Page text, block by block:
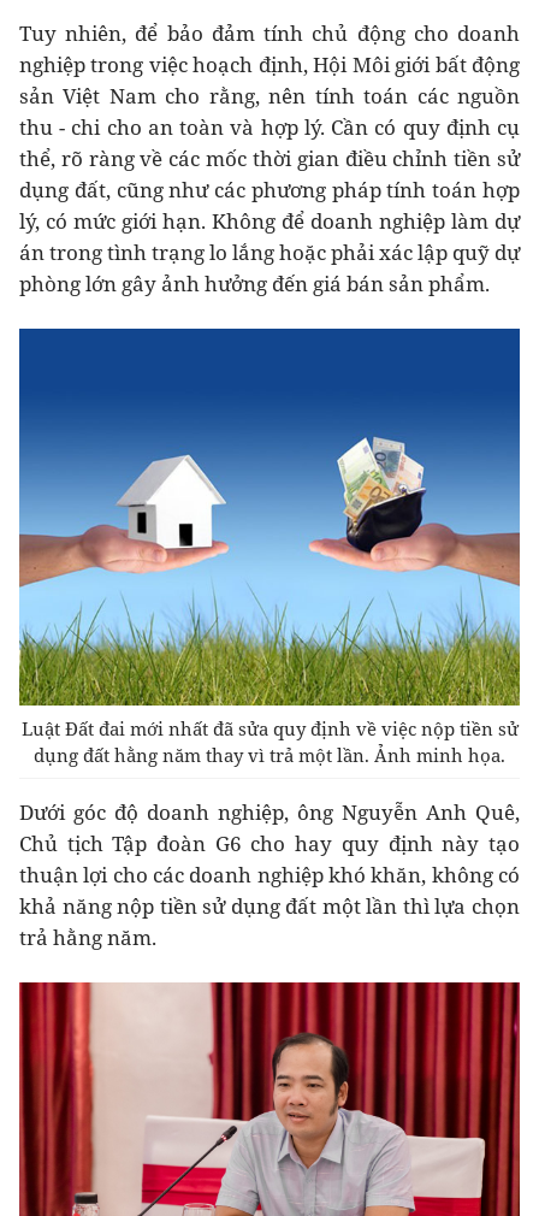
Tuy nhiên, để bảo đảm tính chủ động cho doanh
nghiệp trong việc hoạch định, Hội Môi giới bất động
sản Việt Nam cho rằng, nên tính toán các nguồn
thu - chi cho an toàn và hợp lý. Cần có quy định cụ
thể, rõ ràng về các mốc thời gian điều chỉnh tiền sử
dụng đất, cũng như các phương pháp tính toán hợp
lý, có mức giới hạn. Không để doanh nghiệp làm dự
án trong tình trạng lo lắng hoặc phải xác lập quỹ dự
phòng lớn gây ảnh hưởng đến giá bán sản phẩm.
Luật Đất đai mới nhất đã sửa quy định về việc nộp tiền sử
dụng đất hằng năm thay vì trả một lần. Ảnh minh họa.
Dưới góc độ doanh nghiệp, ông Nguyễn Anh Quê,
Chủ tịch Tập đoàn G6 cho hay quy định này tạo
thuận lợi cho các doanh nghiệp khó khăn, không có
khả năng nộp tiền sử dụng đất một lần thì lựa chọn
trả hằng năm.